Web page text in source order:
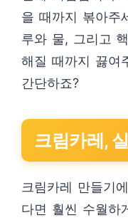
을 때까지 볶아주
루와 물, 그리고
해질 때까지 끓여
간단하죠?
크림카레,
크림카레 만들기
다면 훨씬 수월하